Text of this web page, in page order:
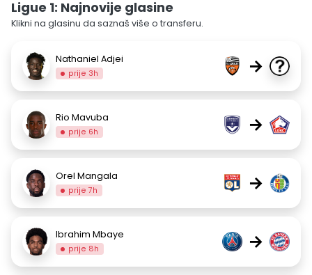
Ligue 1: Najnovije glasine
Klikni na glasinu da saznaš više o transferu.
Nathaniel Adjei
prije 3h →
Rio Mavuba
prije 6h →
Orel Mangala
prije 7h →
Ibrahim Mbaye
prije 8h →